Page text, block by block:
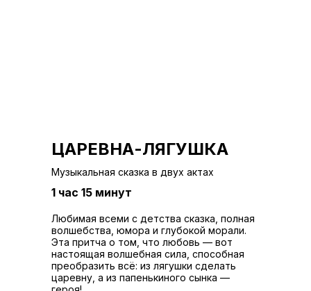
ЦАРЕВНА-ЛЯГУШКА
Любимая всеми с детства сказка, полная
волшебства, юмора и глубокой морали.
Эта притча о том, что любовь — вот
настоящая волшебная сила, способная
преобразить всё: из лягушки сделать
царевну, а из папенькиного сынка —
1 час 15 минут
Музыкальная сказка в двух актах